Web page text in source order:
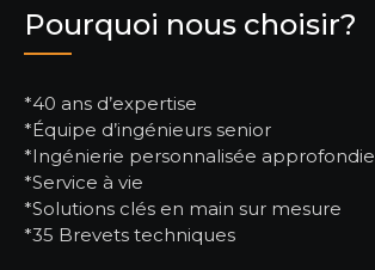
Pourquoi nous choisir?
*40 ans d’expertise
*Équipe d’ingénieurs senior
*Ingénierie personnalisée approfondie
*Service à vie
*Solutions clés en main sur mesure
*35 Brevets techniques